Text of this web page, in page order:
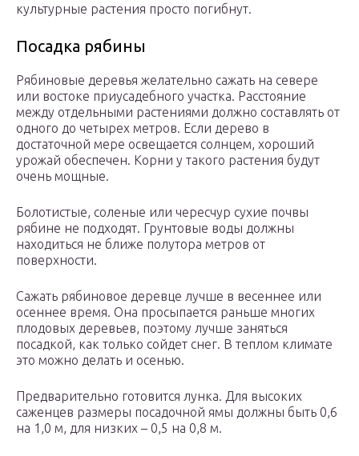
культурные растения просто погибнут.
Посадка рябины
Рябиновые деревья желательно сажать на севере
или востоке приусадебного участка. Расстояние
между отдельными растениями должно составлять от
одного до четырех метров. Если дерево в
достаточной мере освещается солнцем, хороший
урожай обеспечен. Корни у такого растения будут
очень мощные.
Болотистые, соленые или чересчур сухие почвы
рябине не подходят. Грунтовые воды должны
находиться не ближе полутора метров от
поверхности.
Сажать рябиновое деревце лучше в весеннее или
осеннее время. Она просыпается раньше многих
плодовых деревьев, поэтому лучше заняться
посадкой, как только сойдет снег. В теплом климате
это можно делать и осенью.
Предварительно готовится лунка. Для высоких
саженцев размеры посадочной ямы должны быть 0,6
на 1,0 м, для низких – 0,5 на 0,8 м.